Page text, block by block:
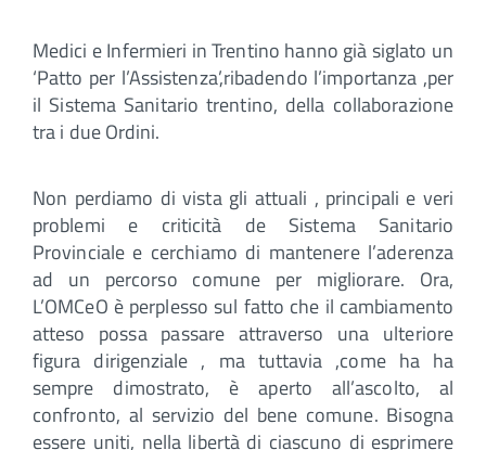
Medici e Infermieri in Trentino hanno già siglato un
‘Patto per l’Assistenza’,ribadendo l’importanza ,per
il Sistema Sanitario trentino, della collaborazione
tra i due Ordini.
Non perdiamo di vista gli attuali , principali e veri
problemi e criticità de Sistema Sanitario
Provinciale e cerchiamo di mantenere l’aderenza
ad un percorso comune per migliorare. Ora,
L’OMCeO è perplesso sul fatto che il cambiamento
atteso possa passare attraverso una ulteriore
figura dirigenziale , ma tuttavia ,come ha ha
sempre dimostrato, è aperto all’ascolto, al
confronto, al servizio del bene comune. Bisogna
essere uniti, nella libertà di ciascuno di esprimere